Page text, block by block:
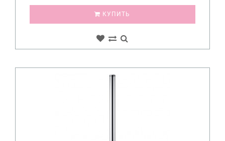
КУПИТЬ